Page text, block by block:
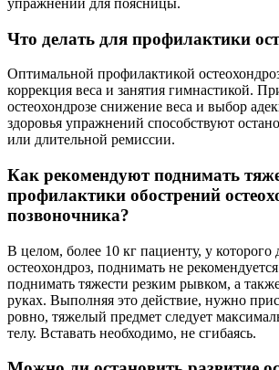
Что делать для профилактики
Оптимальной профилактикой
коррекция веса и занятия гимнастикой.
остеохондрозе снижение веса и выбор
здоровья упражнений способствуют
или длительной ремиссии.
Как рекомендуют поднимать
профилактики обострений
позвоночника?
В целом, более 10 кг пациенту, у которого
остеохондроз, поднимать не
поднимать тяжести резким рывком, а
руках. Выполняя это действие, нужно
ровно, тяжелый предмет следует
телу. Вставать необходимо, не сгибаясь.